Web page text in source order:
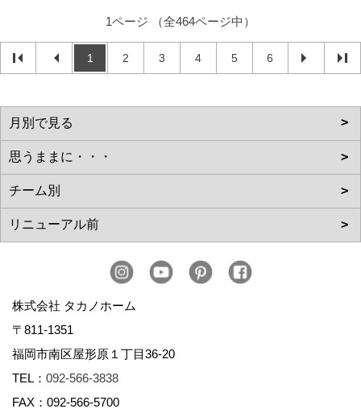
1ページ （全464ページ中）
1 2 3 4 5 6
株式会社 タカノホーム
〒811-1351
福岡市南区屋形原１丁目36-20
TEL： 092-566-3838
FAX：092-566-5700